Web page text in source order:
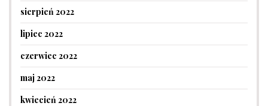
sierpień 2022
lipiec 2022
czerwiec 2022
maj 2022
kwiecień 2022